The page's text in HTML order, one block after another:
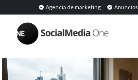
Agencia de marketing Anuncios